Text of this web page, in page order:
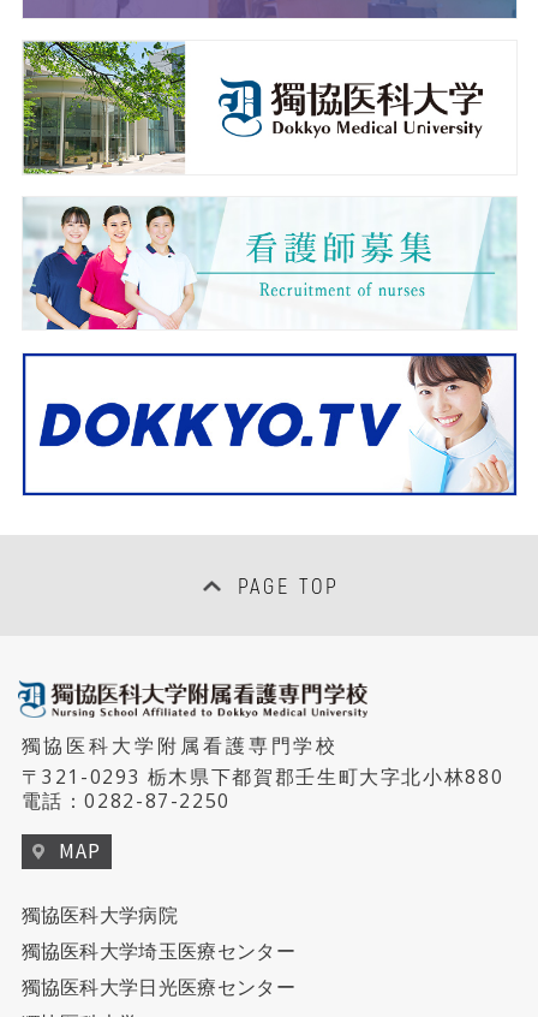
PAGE TOP
獨協医科大学附属看護専門学校
〒321-0293 栃木県下都賀郡壬生町大字北小林880
電話：0282-87-2250
MAP
獨協医科大学病院
獨協医科大学埼玉医療センター
獨協医科大学日光医療センター